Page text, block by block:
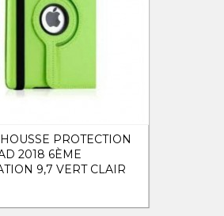
PROTECTION
2018 6ÈME
9,7 VERT CLAIR